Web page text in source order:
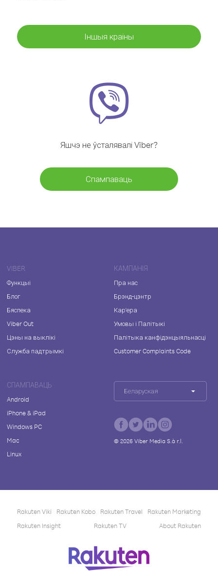
Іншыя краіны
Яшчэ не ўсталявалі Viber?
Спампаваць
VIBER
Функцыі
Блог
Бяспека
Viber Out
Цэны на выклікі
Служба падтрымкі
КАМПАНІЯ
Пра нас
Брэнд-цэнтр
Кар'ера
Умовы і Палітыкі
Палітыка канфідэнцыяльнасці
Customer Complaints Code
СПАМПАВАЦЬ
Android
iPhone & iPad
Windows PC
Mac
Linux
Беларуская
© 2026Viber Media S.à r.l.
Rakuten Viki Rakuten Kobo Rakuten Travel
Rakuten Marketing
Rakuten Insight
Rakuten TV About Rakuten